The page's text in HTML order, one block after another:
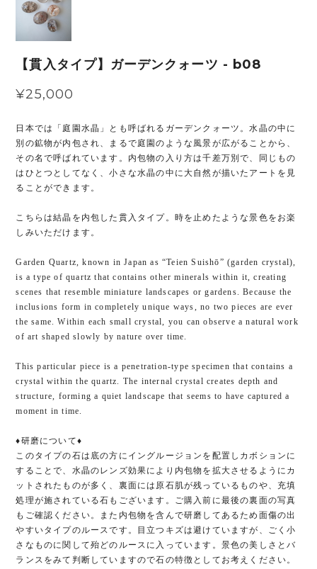
【貫入タイプ】ガーデンクォーツ - b08
¥25,000
日本では「庭園水晶」とも呼ばれるガーデンクォーツ。水晶の中に
別の鉱物が内包され、まるで庭園のような風景が広がることから、
その名で呼ばれています。内包物の入り方は千差万別で、同じもの
はひとつとしてなく、小さな水晶の中に大自然が描いたアートを見
ることができます。
こちらは結晶を内包した貫入タイプ。時を止めたような景色をお楽
しみいただけます。
Garden Quartz, known in Japan as “Teien Suishō” (garden crystal),
is a type of quartz that contains other minerals within it, creating
scenes that resemble miniature landscapes or gardens. Because the
inclusions form in completely unique ways, no two pieces are ever
the same. Within each small crystal, you can observe a natural work
of art shaped slowly by nature over time.
This particular piece is a penetration-type specimen that contains a
crystal within the quartz. The internal crystal creates depth and
structure, forming a quiet landscape that seems to have captured a
moment in time.
♦︎研磨について♦︎
このタイプの石は底の方にイングルージョンを配置しカボションに
することで、水晶のレンズ効果により内包物を拡大させるようにカ
ットされたものが多く、裏面には原石肌が残っているものや、充填
処理が施されている石もございます。ご購入前に最後の裏面の写真
もご確認ください。また内包物を含んで研磨してあるため面傷の出
やすいタイプのルースです。目立つキズは避けていますが、ごく小
さなものに関して殆どのルースに入っています。景色の美しさとバ
ランスをみて判断していますので石の特徴としてお考えください。